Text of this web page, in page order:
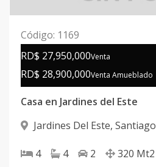
Código: 1169
RD$ 27,950,000Venta
RD$ 28,900,000Venta Amueblado
Casa en Jardines del Este
Jardines Del Este, Santiago
4 4 2 320 Mt2